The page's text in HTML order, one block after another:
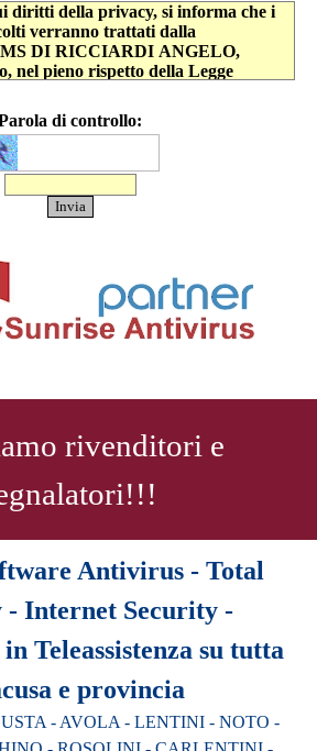
diritti della privacy, si informa che i
verranno trattati dalla
DI RICCIARDI ANGELO,
nel pieno rispetto della Legge
connesse e strumentali alla
l'interessato, nonché per finalità
quali: analisi di mercato, analisi
e offerta dei prodotti e dei servizi
e inviti.
di controllo:
rivenditori e
Antivirus - Total
- Internet Security -
Teleassistenza su tutta
e provincia
- AVOLA - LENTINI - NOTO -